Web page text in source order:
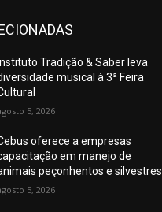
Instituto Tradição & Saber leva
musical à 3ª Feira
5, 2026
oferece a empresas
em manejo de
peçonhentos e silvestres
5, 2026